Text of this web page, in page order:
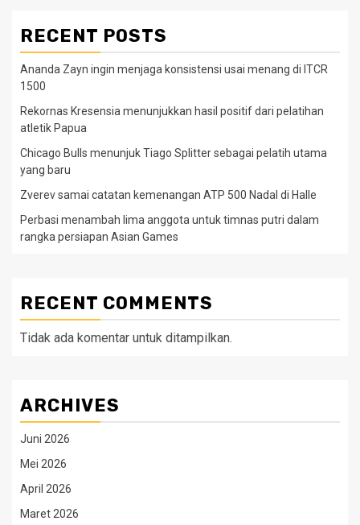
RECENT POSTS
Ananda Zayn ingin menjaga konsistensi usai menang di ITCR
1500
Rekornas Kresensia menunjukkan hasil positif dari pelatihan
atletik Papua
Chicago Bulls menunjuk Tiago Splitter sebagai pelatih utama
yang baru
Zverev samai catatan kemenangan ATP 500 Nadal di Halle
Perbasi menambah lima anggota untuk timnas putri dalam
rangka persiapan Asian Games
RECENT COMMENTS
Tidak ada komentar untuk ditampilkan.
ARCHIVES
Juni 2026
Mei 2026
April 2026
Maret 2026